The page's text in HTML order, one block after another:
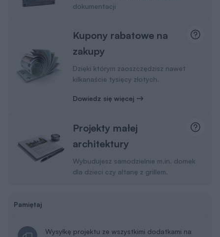
dokumentacji
Kupony rabatowe na
zakupy
Dzięki którym zaoszczędzisz nawet
kilkanaście tysięcy złotych.
Dowiedz się więcej
Projekty małej
architektury
Wybudujesz samodzielnie m.in. domek
dla dzieci czy altanę z grillem.
Pamiętaj
Wysyłkę projektu ze wszystkimi dodatkami na